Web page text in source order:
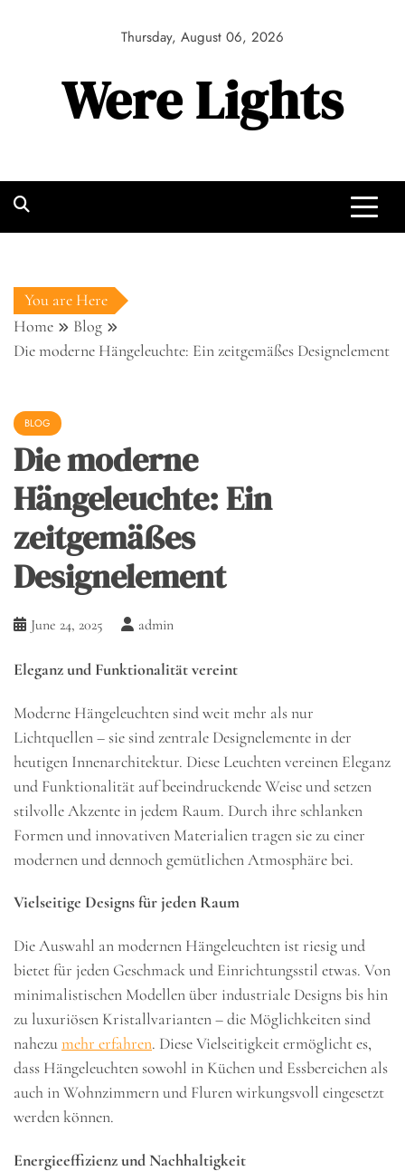
Thursday, August 06, 2026
Were Lights
You are Here
Home
Blog
Die moderne Hängeleuchte: Ein zeitgemäßes Designelement
BLOG
Die moderne
Hängeleuchte: Ein
zeitgemäßes
Designelement
June 24, 2025 admin
Eleganz und Funktionalität vereint
Moderne Hängeleuchten sind weit mehr als nur
Lichtquellen – sie sind zentrale Designelemente in der
heutigen Innenarchitektur. Diese Leuchten vereinen Eleganz
und Funktionalität auf beeindruckende Weise und setzen
stilvolle Akzente in jedem Raum. Durch ihre schlanken
Formen und innovativen Materialien tragen sie zu einer
modernen und dennoch gemütlichen Atmosphäre bei.
Vielseitige Designs für jeden Raum
Die Auswahl an modernen Hängeleuchten ist riesig und
bietet für jeden Geschmack und Einrichtungsstil etwas. Von
minimalistischen Modellen über industriale Designs bis hin
zu luxuriösen Kristallvarianten – die Möglichkeiten sind
nahezumehr erfahren. Diese Vielseitigkeit ermöglicht es,
dass Hängeleuchten sowohl in Küchen und Essbereichen als
auch in Wohnzimmern und Fluren wirkungsvoll eingesetzt
werden können.
Energieeffizienz und Nachhaltigkeit